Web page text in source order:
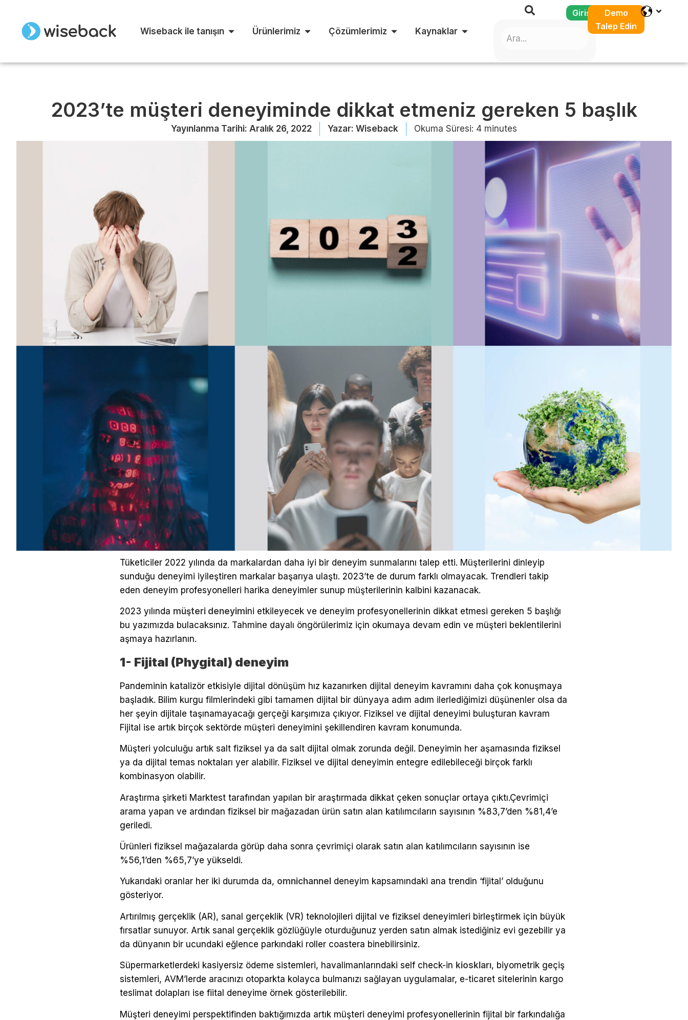
Wiseback ile tanışın Ürünlerimiz Çözümlerimiz Kaynaklar
Giriş
Demo
Talep Edin
2023’te müşteri deneyiminde dikkat etmeniz gereken 5 başlık
Yayınlanma Tarihi: Aralık 26, 2022 Yazar: Wiseback Okuma Süresi: 4 minutes
Tüketiciler 2022 yılında da markalardan daha iyi bir deneyim sunmalarını talep etti. Müşterilerini dinleyip
sunduğu deneyimi iyileştiren markalar başarıya ulaştı. 2023’te de durum farklı olmayacak. Trendleri takip
eden deneyim profesyonelleri harika deneyimler sunup müşterilerinin kalbini kazanacak.
2023 yılında müşteri deneyimini etkileyecek ve deneyim profesyonellerinin dikkat etmesi gereken 5 başlığı
bu yazımızda bulacaksınız. Tahmine dayalı öngörülerimiz için okumaya devam edin ve müşteri beklentilerini
aşmaya hazırlanın.
1- Fijital (Phygital) deneyim
Pandeminin katalizör etkisiyle dijital dönüşüm hız kazanırken dijital deneyim kavramını daha çok konuşmaya
başladık. Bilim kurgu filmlerindeki gibi tamamen dijital bir dünyaya adım adım ilerlediğimizi düşünenler olsa da
her şeyin dijitale taşınamayacağı gerçeği karşımıza çıkıyor. Fiziksel ve dijital deneyimi buluşturan kavram
Fijital ise artık birçok sektörde müşteri deneyimini şekillendiren kavram konumunda.
Müşteri yolculuğu artık salt fiziksel ya da salt dijital olmak zorunda değil. Deneyimin her aşamasında fiziksel
ya da dijital temas noktaları yer alabilir. Fiziksel ve dijital deneyimin entegre edilebileceği birçok farklı
kombinasyon olabilir.
Araştırma şirketi Marktest tarafından yapılan bir araştırmada dikkat çeken sonuçlar ortaya çıktı.Çevrimiçi
arama yapan ve ardından fiziksel bir mağazadan ürün satın alan katılımcıların sayısının %83,7’den %81,4’e
geriledi.
Ürünleri fiziksel mağazalarda görüp daha sonra çevrimiçi olarak satın alan katılımcıların sayısının ise
%56,1’den %65,7’ye yükseldi.
Yukarıdaki oranlar her iki durumda da, omnichannel deneyim kapsamındaki ana trendin ‘fijital’ olduğunu
gösteriyor.
Artırılmış gerçeklik (AR), sanal gerçeklik (VR) teknolojileri dijital ve fiziksel deneyimleri birleştirmek için büyük
fırsatlar sunuyor. Artık sanal gerçeklik gözlüğüyle oturduğunuz yerden satın almak istediğiniz evi gezebilir ya
da dünyanın bir ucundaki eğlence parkındaki roller coastera binebilirsiniz.
Süpermarketlerdeki kasiyersiz ödeme sistemleri, havalimanlarındaki self check-in kioskları, biyometrik geçiş
sistemleri, AVM’lerde aracınızı otoparkta kolayca bulmanızı sağlayan uygulamalar, e-ticaret sitelerinin kargo
teslimat dolapları ise fiital deneyime örnek gösterilebilir.
Müşteri deneyimi perspektifinden baktığımızda artık müşteri deneyimi profesyonellerinin fijital bir farkındalığa